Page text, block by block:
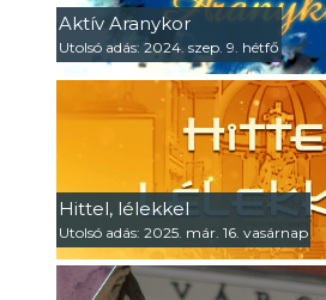
Aktív Aranykor
Utolsó adás: 2024. szep. 9. hétfő
Hittel, lélekkel
Utolsó adás: 2025. már. 16. vasárnap